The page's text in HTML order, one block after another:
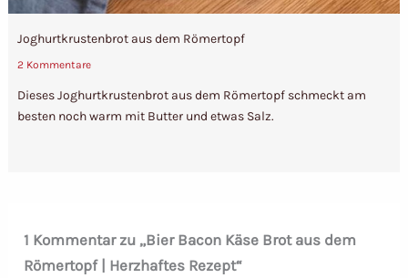
Joghurtkrustenbrot aus dem Römertopf
2 Kommentare
Dieses Joghurtkrustenbrot aus dem Römertopf schmeckt am
besten noch warm mit Butter und etwas Salz.
1 Kommentar zu „Bier Bacon Käse Brot aus dem
Römertopf | Herzhaftes Rezept“